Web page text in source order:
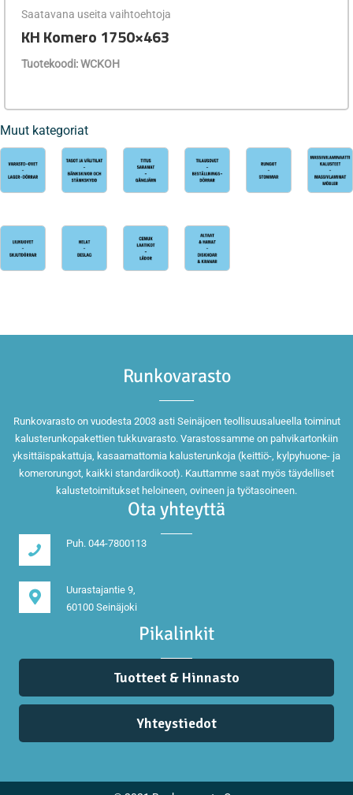
Saatavana useita vaihtoehtoja
KH Komero 1750×463
Tuotekoodi: WCKOH
Muut kategoriat
Runkovarasto
Runkovarasto on vuodesta 2003 asti Seinäjoen teollisuusalueella toiminut
kalusterunkopakettien tukkuvarasto. Varastossamme on pahvikartonkiin
yksittäispakattuja, kasaamattomia kalusterunkoja (keittiö-, kylpyhuone- ja
komerorungot, kaikki standardikoot). Kauttamme saat myös täydelliset
kalustetoimitukset heloineen, ovineen ja työtasoineen.
Ota yhteyttä
Puh. 044-7800113
Uurastajantie 9,
60100 Seinäjoki
Pikalinkit
Tuotteet & Hinnasto
Yhteystiedot